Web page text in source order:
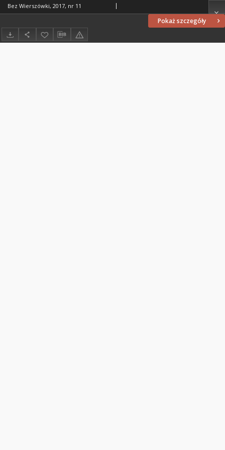
Pokaż szczegóły
Bez Wierszówki, 2017, nr 11